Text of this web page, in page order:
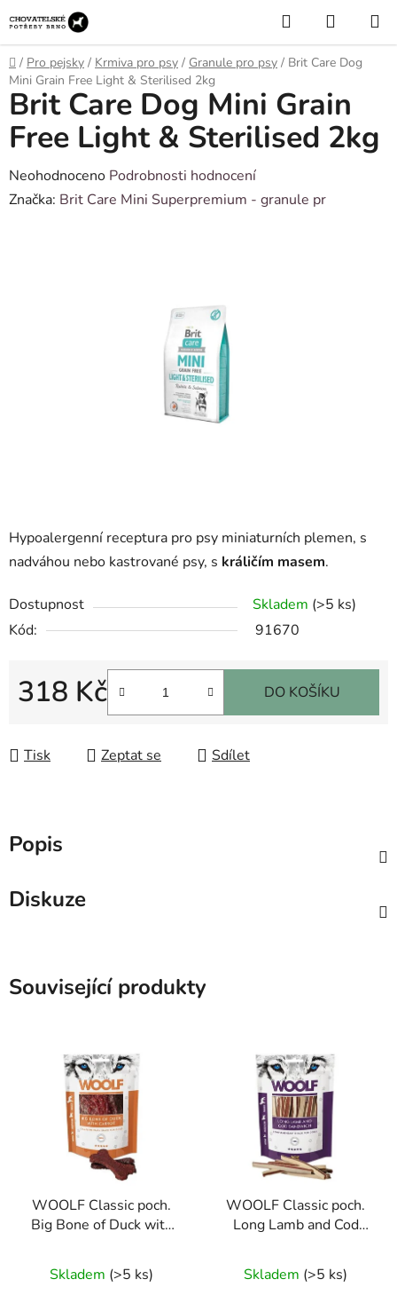
na
obsah
Hledat
KOŠÍK
Domů
/ Pro pejsky / Krmiva pro psy / Granule pro psy / Brit Care Dog
Mini Grain Free Light & Sterilised 2kg
Hypoalergenní receptura pro psy miniaturních plemen, s
nadváhou nebo kastrované psy, s králičím masem.
Dostupnost Skladem (>5 ks)
Kód:
91670
318 Kč DO KOŠÍKU
Tisk Zeptat se Sdílet
Brit Care Dog Mini Grain
Free Light & Sterilised 2kg
Průměrné
hodnocení
Neohodnoceno Podrobnosti hodnocení
Značka: Brit Care Mini Superpremium - granule pr
Popis
Diskuze
Související produkty
WOOLF Classic poch.
Big Bone of Duck with
Skladem (>5 ks)
WOOLF Classic poch.
Long Lamb and Cod
Skladem (>5 ks)